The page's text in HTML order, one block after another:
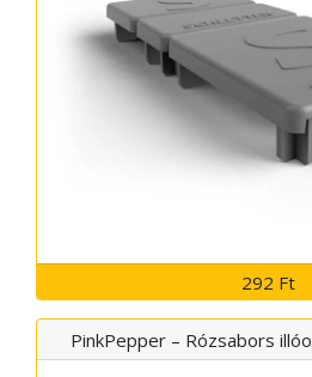
292 Ft
PinkPepper – Rózsabors